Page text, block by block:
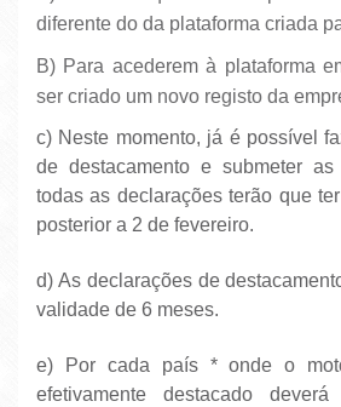
diferente do da plataforma criada
b) Para acederem à plataforma em versão real deve
ser criado um novo registo da
c) Neste momento, já é possível
de destacamento e submeter as
todas as declarações terão que
posterior a 2 de fevereiro.
d) As declarações de
validade de 6 meses.
e) Por cada país * onde o
efetivamente destacado